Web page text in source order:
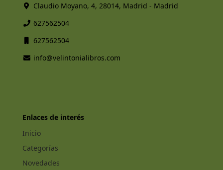
Claudio Moyano, 4, 28014, Madrid - Madrid
627562504
627562504
info@velintonialibros.com
Enlaces de interés
Inicio
Categorías
Novedades